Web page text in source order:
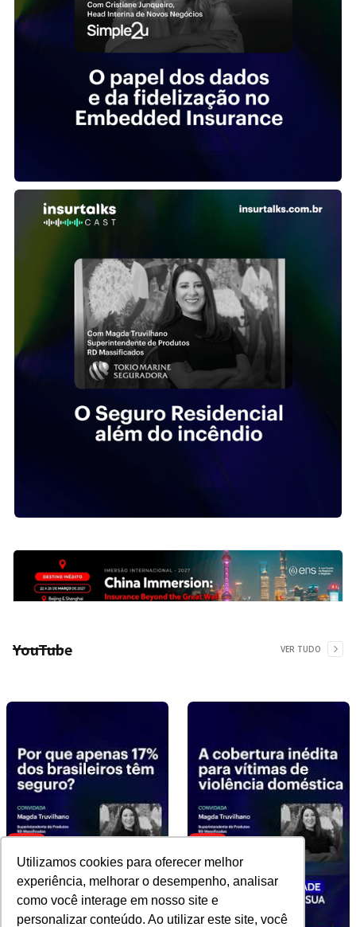
Utilizamos cookies para oferecer melhor
experiência, melhorar o desempenho, analisar
como você interage em nosso site e
personalizar conteúdo. Ao utilizar este site, você
YouTube VER TUDO